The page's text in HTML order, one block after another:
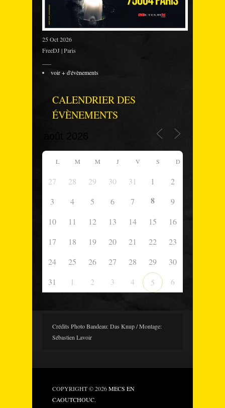
25 Oct 2026
FreeDJ | Paris
voir + d'évènements
CALENDRIER DES
ÉVÈNEMENTS
L M M J V S D
27 28 29 30 31 1
2
3
4 5 6 7 8
9
10
11 12 13 14 15
16
17
18 19 20 21 22
23
24
25 26 27 28 29
30
31
1 2 3 4 5 6
Crédits Photo Bandeau: Das Knup / Montage:
Sébastien Lavoir
COPYRIGHT © 2026MECS EN
CAOUTCHOUC.